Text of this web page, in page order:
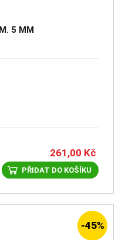
5 MM
261,00 Kč
PŘIDAT DO KOŠÍKU
-45%